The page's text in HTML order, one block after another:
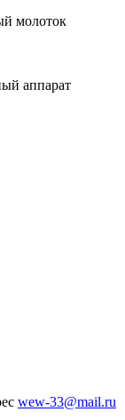
молоток
аппарат
wew-33@mail.ru